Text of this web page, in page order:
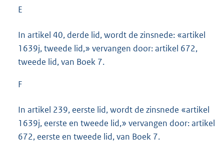
E
In artikel 40, derde lid, wordt de zinsnede: «artikel
1639j, tweede lid,» vervangen door: artikel 672,
tweede lid, van Boek 7.
F
In artikel 239, eerste lid, wordt de zinsnede «artikel
1639j, eerste en tweede lid,» vervangen door: artikel
672, eerste en tweede lid, van Boek 7.